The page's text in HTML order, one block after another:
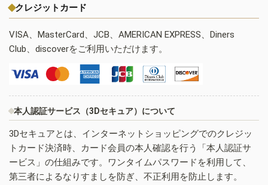
クレジットカード
VISA、MasterCard、JCB、AMERICAN EXPRESS、Diners
Club、discoverをご利用いただけます。
本人認証サービス（3Dセキュア）について
3Dセキュアとは、インターネットショッピングでのクレジッ
トカード決済時、カード会員の本人確認を行う「本人認証サ
ービス」の仕組みです。ワンタイムパスワードを利用して、
第三者によるなりすましを防ぎ、不正利用を防止します。